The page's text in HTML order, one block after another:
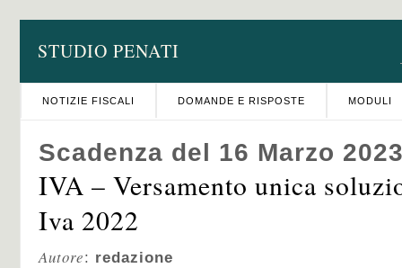
STUDIO PENATI
NOTIZIE FISCALI DOMANDE E RISPOSTE MODULI
Scadenza del 16 Marzo
IVA – Versamento unica
Iva 2022
Autore: redazione